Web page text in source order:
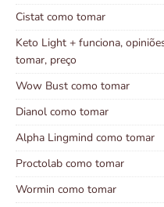
Cistat como tomar
Keto Light + funciona,
tomar, preço
Wow Bust como tomar
Dianol como tomar
Alpha Lingmind como tomar
Proctolab como tomar
Wormin como tomar